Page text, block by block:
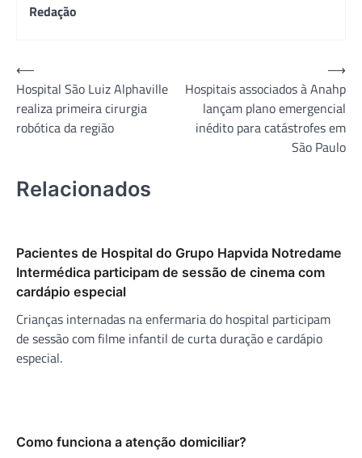
Redação
Navegação
de
Post
⟵
Hospital São Luiz Alphaville
realiza primeira cirurgia
robótica da região
Hospitais associados à Anahp
lançam plano emergencial
inédito para catástrofes em
São Paulo
⟶
Relacionados
Pacientes de Hospital do Grupo Hapvida Notredame
Intermédica participam de sessão de cinema com
cardápio especial
Crianças internadas na enfermaria do hospital participam
de sessão com filme infantil de curta duração e cardápio
especial.
Como funciona a atenção domiciliar?